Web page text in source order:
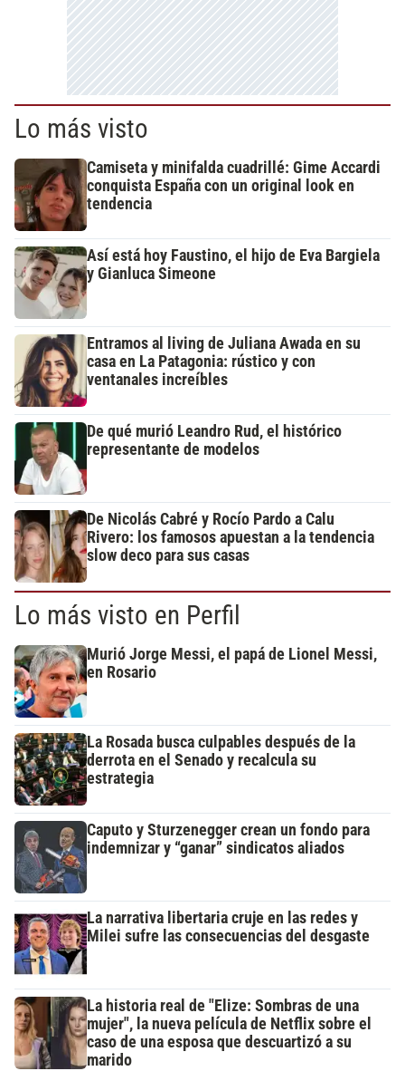
Lo más visto
Camiseta y minifalda cuadrillé: Gime Accardi
conquista España con un original look en
tendencia
Así está hoy Faustino, el hijo de Eva Bargiela
y Gianluca Simeone
Entramos al living de Juliana Awada en su
casa en La Patagonia: rústico y con
ventanales increíbles
De qué murió Leandro Rud, el histórico
representante de modelos
De Nicolás Cabré y Rocío Pardo a Calu
Rivero: los famosos apuestan a la tendencia
slow deco para sus casas
Lo más visto en Perfil
Murió Jorge Messi, el papá de Lionel Messi,
en Rosario
La Rosada busca culpables después de la
derrota en el Senado y recalcula su
estrategia
Caputo y Sturzenegger crean un fondo para
indemnizar y “ganar” sindicatos aliados
La narrativa libertaria cruje en las redes y
Milei sufre las consecuencias del desgaste
La historia real de "Elize: Sombras de una
mujer", la nueva película de Netflix sobre el
caso de una esposa que descuartizó a su
marido